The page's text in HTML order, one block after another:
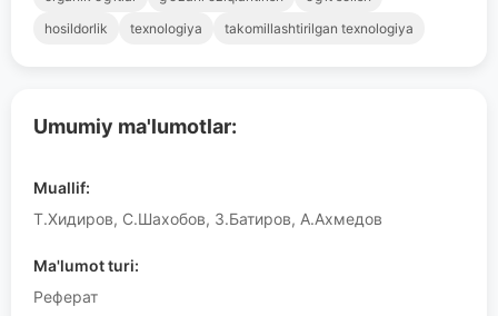
Umumiy ma'lumotlar:
Muallif:
Т.Хидиров, С.Шахобов, З.Батиров, А.Ахмедов
Ma'lumot turi:
Реферат
hosildorlik
texnologiya takomillashtirilgan texnologiya